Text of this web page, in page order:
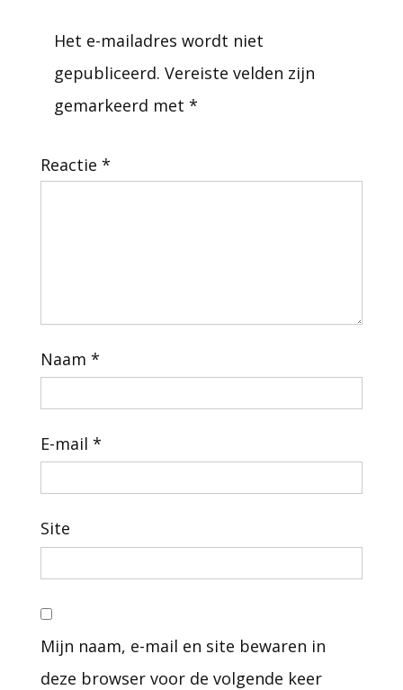
Het e-mailadres wordt niet
gepubliceerd. Vereiste velden zijn
gemarkeerd met *
Reactie *
Naam *
E-mail *
Site
Mijn naam, e-mail en site bewaren in
deze browser voor de volgende keer